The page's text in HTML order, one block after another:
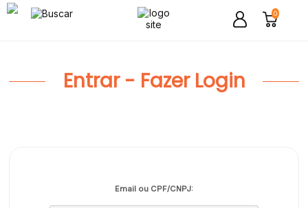
0
Entrar - Fazer Login
Email ou CPF/CNPJ: